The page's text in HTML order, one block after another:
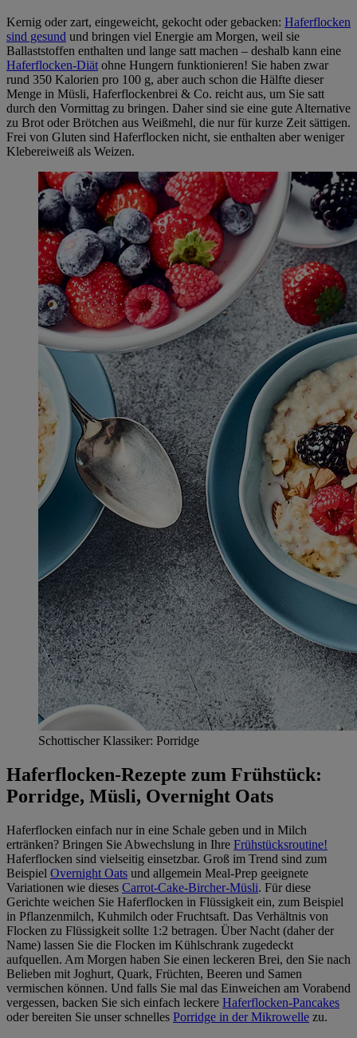
Kernig oder zart, eingeweicht, gekocht oder gebacken: Haferflocken
sind gesund und bringen viel Energie am Morgen, weil sie
Ballaststoffen enthalten und lange satt machen – deshalb kann eine
Haferflocken-Diät ohne Hungern funktionieren! Sie haben zwar
rund 350 Kalorien pro 100 g, aber auch schon die Hälfte dieser
Menge in Müsli, Haferflockenbrei & Co. reicht aus, um Sie satt
durch den Vormittag zu bringen. Daher sind sie eine gute Alternative
zu Brot oder Brötchen aus Weißmehl, die nur für kurze Zeit sättigen.
Frei von Gluten sind Haferflocken nicht, sie enthalten aber weniger
Klebereiweiß als Weizen.
Schottischer Klassiker: Porridge
Haferflocken-Rezepte zum Frühstück:
Porridge, Müsli, Overnight Oats
Haferflocken einfach nur in eine Schale geben und in Milch
ertränken? Bringen Sie Abwechslung in Ihre Frühstücksroutine!
Haferflocken sind vielseitig einsetzbar. Groß im Trend sind zum
Beispiel Overnight Oats und allgemein Meal-Prep geeignete
Variationen wie dieses Carrot-Cake-Bircher-Müsli. Für diese
Gerichte weichen Sie Haferflocken in Flüssigkeit ein, zum Beispiel
in Pflanzenmilch, Kuhmilch oder Fruchtsaft. Das Verhältnis von
Flocken zu Flüssigkeit sollte 1:2 betragen. Über Nacht (daher der
Name) lassen Sie die Flocken im Kühlschrank zugedeckt
aufquellen. Am Morgen haben Sie einen leckeren Brei, den Sie nach
Belieben mit Joghurt, Quark, Früchten, Beeren und Samen
vermischen können. Und falls Sie mal das Einweichen am Vorabend
vergessen, backen Sie sich einfach leckere Haferflocken-Pancakes
oder bereiten Sie unser schnelles Porridge in der Mikrowelle zu.